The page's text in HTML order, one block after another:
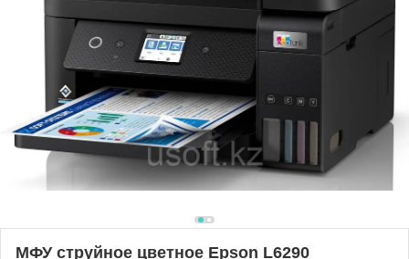
МФУ струйное цветное Epson L6290